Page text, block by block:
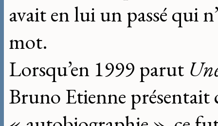
avait en lui un passé qui
mot.
Lorsqu’en 1999 parut
Bruno Etienne présentait